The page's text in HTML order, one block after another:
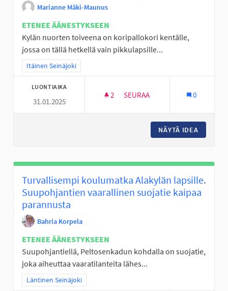
Marianne Mäki-Maunus
ETENEE ÄÄNESTYKSEEN
Kylän nuorten toiveena on koripallokori kentälle,
jossa on tällä hetkellä vain pikkulapsille...
Rajaa tulokset teeman mukaan: Itäinen Seinäjoki
Itäinen Seinäjoki
LUONTIAIKA
31.01.2025
2 2 SEURAAJAA
SEURAA 0
NÄYTÄ IDEA
Turvallisempi koulumatka Alakylän lapsille.
Suupohjantien vaarallinen suojatie kaipaa
parannusta
Bahria Korpela
ETENEE ÄÄNESTYKSEEN
Suupohjantiellä, Peltosenkadun kohdalla on suojatie,
joka aiheuttaa vaaratilanteita lähes...
Rajaa tulokset teeman mukaan: Läntinen Seinäjoki
Läntinen Seinäjoki